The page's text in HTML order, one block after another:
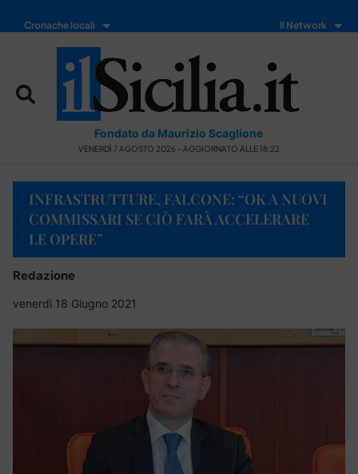
Cronache locali Il Network
Fondato da Maurizio Scaglione
VENERDÌ 7 AGOSTO 2026 - AGGIORNATO ALLE 18:22
INFRASTRUTTURE, FALCONE: “OK A NUOVI
COMMISSARI SE CIÒ FARÀ ACCELERARE
LE OPERE”
Redazione
venerdì 18 Giugno 2021